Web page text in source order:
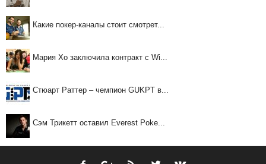
Какие покер-каналы стоит смотрет...
Мария Хо заключила контракт с Wi...
Стюарт Раттер – чемпион GUKPT в...
Сэм Трикетт оставил Everest Poke...